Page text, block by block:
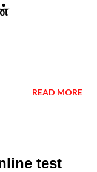
READ MORE
test